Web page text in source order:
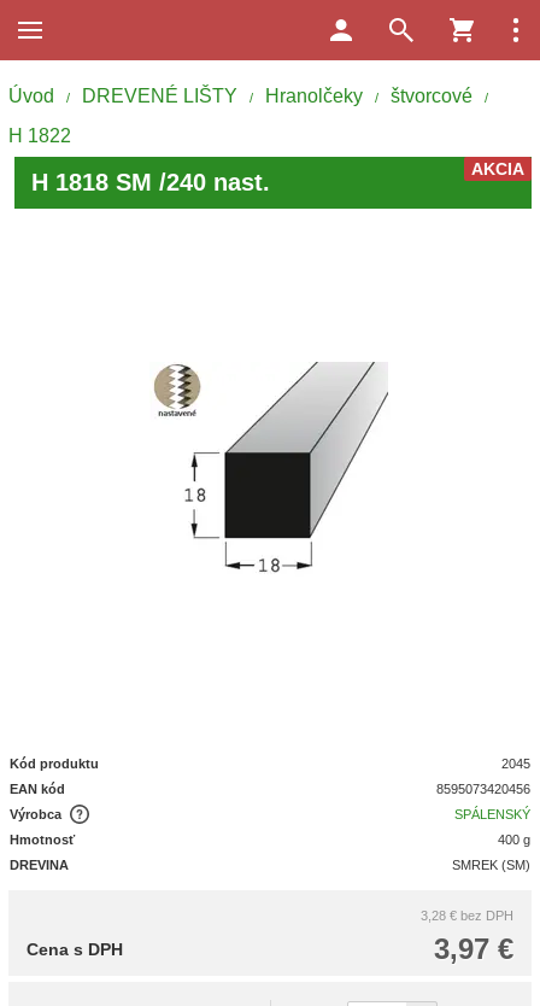
Úvod / DREVENÉ LIŠTY / Hranolčeky / štvorcové /
H 1822
AKCIA
H 1818 SM /240 nast.
Kód produktu
2045
EAN kód
8595073420456
Výrobca
SPÁLENSKÝ
Hmotnosť
400 g
DREVINA
SMREK (SM)
3,28 € bez DPH
3,97 €
Cena s DPH